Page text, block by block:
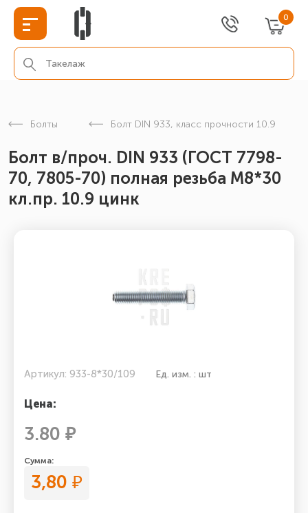
0
Болты Болт DIN 933, класс прочности 10.9
Болт в/проч. DIN 933 (ГОСТ 7798-
70, 7805-70) полная резьба М8*30
кл.пр. 10.9 цинк
Артикул: 933-8*30/109 Ед. изм. : шт
Цена:
3.80 ₽
Сумма:
3,80 ₽